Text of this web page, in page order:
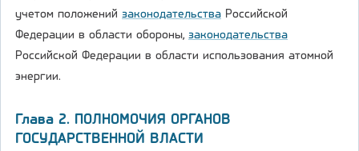
учетом положений законодательства Российской
Федерации в области обороны, законодательства
Российской Федерации в области использования атомной
энергии.
Глава 2. ПОЛНОМОЧИЯ ОРГАНОВ
ГОСУДАРСТВЕННОЙ ВЛАСТИ